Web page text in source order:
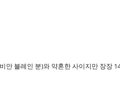
블레인 분)와 약혼한 사이지만 장장